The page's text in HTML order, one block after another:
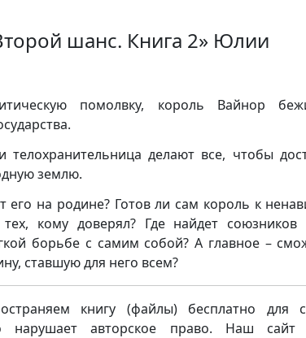
шанс. Книга 2» Юлии
помолвку, король Вайнор
телохранительница делают все, чтобы
землю.
его на родине? Готов ли сам король к
тех, кому доверял? Где найдет
борьбе с самим собой? А главное –
ставшую для него всем?
книгу (файлы) бесплатно для
нарушает авторское право. Наш сайт